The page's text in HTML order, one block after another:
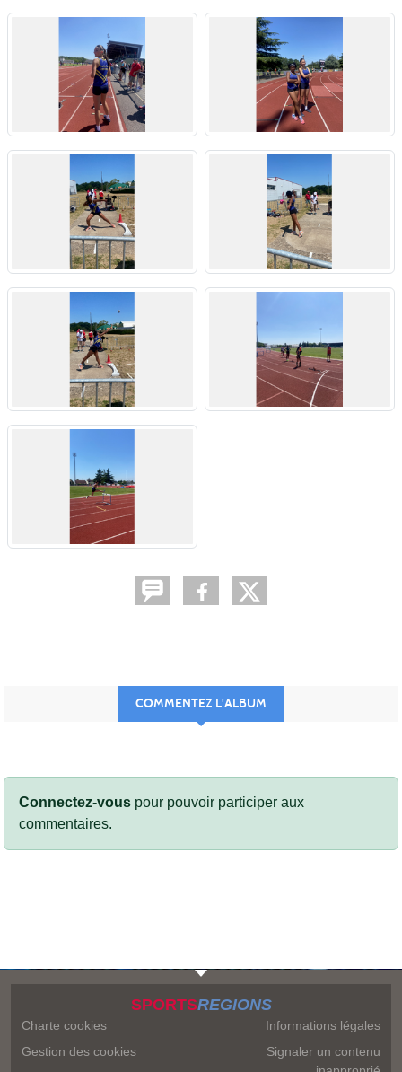
COMMENTEZ L'ALBUM
Connectez-vous pour pouvoir participer aux
commentaires.
SPORTSREGIONS
Charte cookies
Gestion des cookies
Informations légales
Signaler un contenu